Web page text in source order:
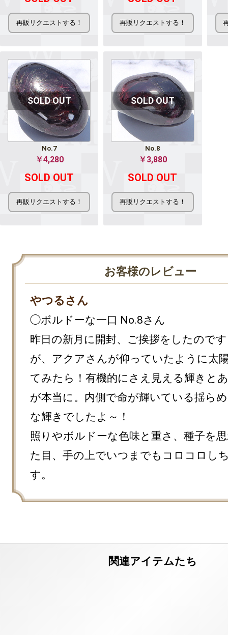
No.7
￥4,280
SOLD OUT
No.8
￥3,880
SOLD OUT
お客様のレビュー
やつるさん
◯ボルドーな一口 No.8さん
昨日の新月に開封、ご挨拶をしたのです
が、アクアさんが仰っていたように太
てみたら！有機的にさえ見える輝きと
が本当に。内側で命が輝いている揺ら
な輝きでしたよ～！
照りやボルドーな色味と重さ、種子を
た目、手の上でいつまでもコロコロし
す。